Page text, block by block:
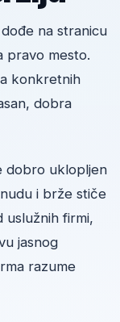
dođe na stranicu
pravo mesto.
konkretnih
dobra
dobro uklopljen
i brže stiče
uslužnih firmi,
jasnog
razume